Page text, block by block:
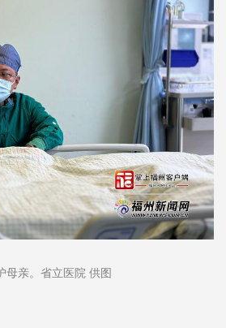
母亲。省立医院 供图